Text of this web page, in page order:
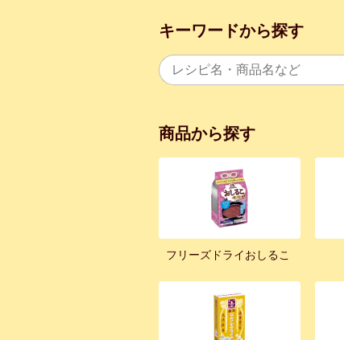
キーワードから探す
商品から探す
フリーズドライおしるこ